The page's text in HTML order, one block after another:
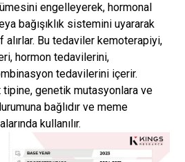
engelleyerek, hormonal
bağışıklık sistemini uyararak
Bu tedaviler kemoterapiyi,
hormon tedavilerini,
tedavilerini içerir.
genetik mutasyonlara ve
bağlıdır ve meme
kullanılır.